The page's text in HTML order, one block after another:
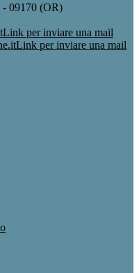
- 09170 (OR)
Link per inviare una mail
Link per inviare una mail